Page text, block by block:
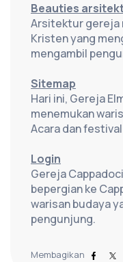
Beauties
Arsitektur gereja
Kristen yang
mengambil
Sitemap
Hari ini, Gereja
menemukan
Acara dan
Login
Gereja
bepergian ke
warisan budaya
pengunjung.
Membagikan